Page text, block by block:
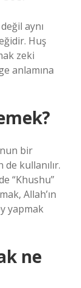
aynı
Huş
zeki
anlamına
bir
de kullanılır.
“Khushu”
Allah’ın
yapmak
ne